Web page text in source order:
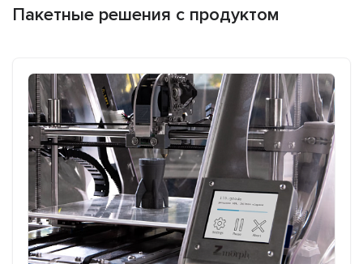
Пакетные решения с продуктом